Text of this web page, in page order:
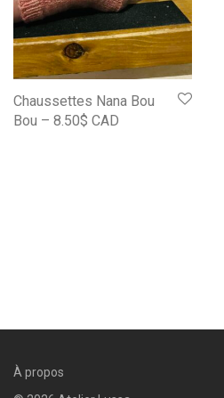
Chaussettes Nana Bou
Bou – 8.50$ CAD
À propos